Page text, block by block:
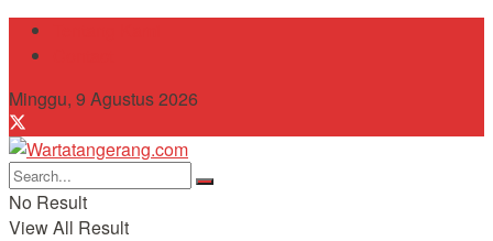
Minggu, 9 Agustus 2026
No Result
View All Result